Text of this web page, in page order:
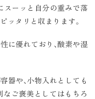
スーッと自分の重みで落
ッタリと収まります。
に優れており、酸素や湿
器や、小物入れとしても
なご褒美としてはもちろ